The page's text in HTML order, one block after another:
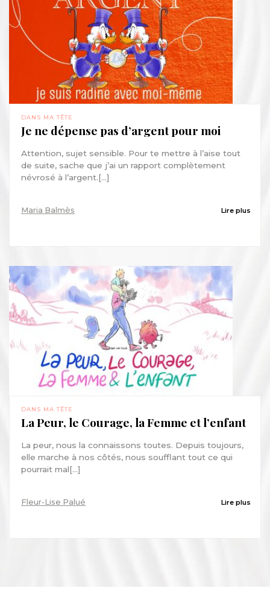
DANS MA TÊTE
Je ne dépense pas d’argent pour moi
Attention, sujet sensible. Pour te mettre à l’aise tout
de suite, sache que j’ai un rapport complètement
névrosé à l’argent.[...]
Maria Balmès Lire plus
DANS MA TÊTE
La Peur, le Courage, la Femme et l’enfant
La peur, nous la connaissons toutes. Depuis toujours,
elle marche à nos côtés, nous soufflant tout ce qui
pourrait mal[...]
Fleur-Lise Palué Lire plus